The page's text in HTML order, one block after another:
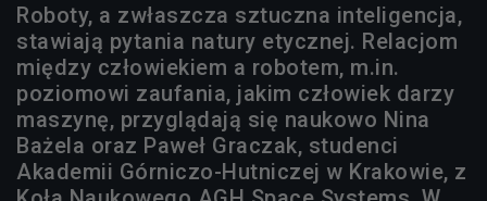
Roboty, a zwłaszcza sztuczna inteligencja,
stawiają pytania natury etycznej. Relacjom
między człowiekiem a robotem, m.in.
poziomowi zaufania, jakim człowiek darzy
maszynę, przyglądają się naukowo Nina
Bażela oraz Paweł Graczak, studenci
Akademii Górniczo-Hutniczej w Krakowie, z